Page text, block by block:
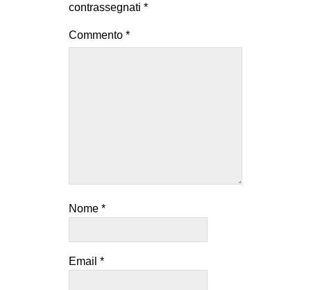
contrassegnati *
Commento *
Nome *
Email *